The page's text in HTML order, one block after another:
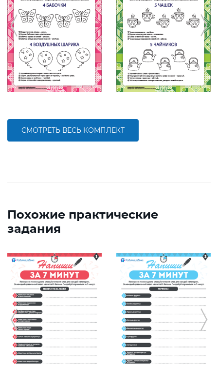
СМОТРЕТЬ ВЕСЬ КОМПЛЕКТ
Похожие практические
задания